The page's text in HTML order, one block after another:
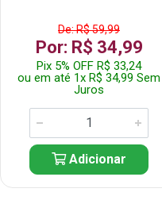
De: R$ 59,99
Por: R$ 34,99
Pix 5% OFF R$ 33,24
ou em até 1x R$ 34,99 Sem
Juros
Adicionar